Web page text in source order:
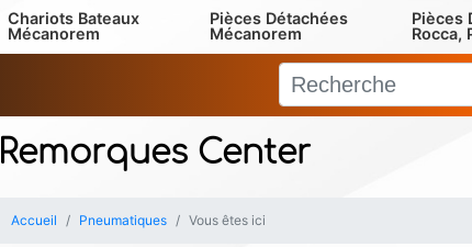
Remorques Center
Chariots Bateaux
Mécanorem
Pièces Détachées
Mécanorem
Pièces
Rocca,
Accueil Pneumatiques Vous êtes ici